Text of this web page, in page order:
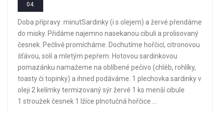
04.
Doba přípravy: minutSardinky (i s olejem) a žervé přendáme
do misky. Přidáme najemno nasekanou cibuli a prolisovaný
česnek. Pečlivě promícháme. Dochutíme hořčicí, citronovou
šťávou, solí a mletým pepřem. Hotovou sardinkovou
pomazánku namažeme na oblíbené pečivo (chléb, rohlíky,
toasty či topinky) a ihned podáváme. 1 plechovka sardinky v
oleji 2 kelímky termizovaný sýr žervé 1 ks menší cibule
1 stroužek česnek 1 lžíce plnotučná hořčice ...